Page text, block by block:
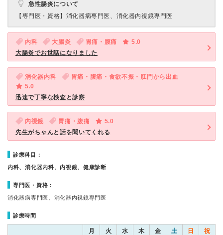
急性腸炎について
【専門医・資格】 消化器病専門医、消化器内視鏡専門医
内科 大腸炎 胃痛・腹痛
5.0
大腸炎でお世話になりました
消化器内科
胃痛・腹痛・食欲不振・肛門から出血
5.0
迅速で丁寧な検査と診察
内視鏡 胃痛・腹痛
5.0
先生がちゃんと話を聞いてくれる
診療科目：
内科、消化器内科、内視鏡、健康診断
専門医・資格：
消化器病専門医、消化器内視鏡専門医
診療時間
月 火 水 木 金 土 日 祝